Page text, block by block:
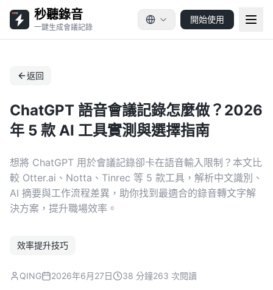
秒聽錄音
一鍵生成會議記錄
開始使用
返回
ChatGPT 語音會議記錄怎麼做？2026
年 5 款 AI 工具實測與選擇指南
想將 ChatGPT 用於會議記錄卻卡在語音輸入限制？本文比
較 Otter.ai、Notta、Tinrec 等 5 款工具，解析中文識別、
AI 摘要與工作流程差異，助你找到最適合的錄音轉文字解
決方案，提升職場效率。
效率提升技巧
QING 2026年6月27日 38 分鐘263 次閱讀